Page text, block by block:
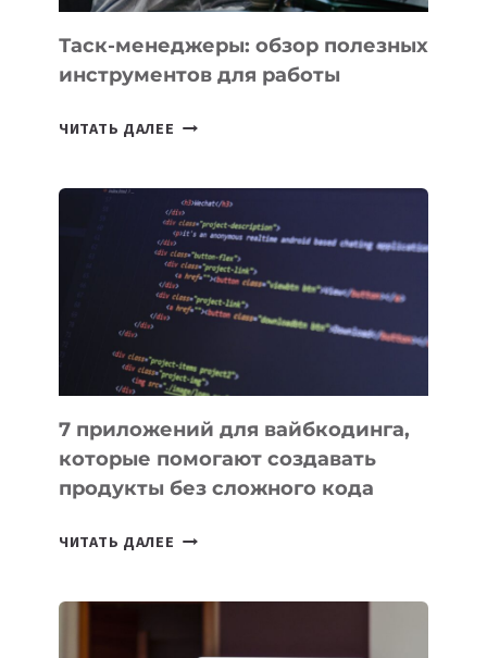
Таск-менеджеры: обзор полезных
инструментов для работы
ЧИТАТЬ ДАЛЕЕ ТАСК-
ПОЛЕЗНЫХ
ИНСТРУМЕНТОВ
ДЛЯ
РАБОТЫ
7 приложений для вайбкодинга,
которые помогают создавать
продукты без сложного кода
ЧИТАТЬ ДАЛЕЕ